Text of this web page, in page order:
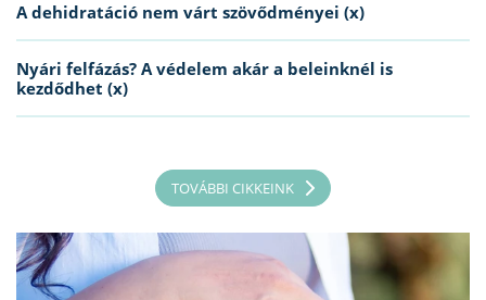
A dehidratáció nem várt szövődményei (x)
Nyári felfázás? A védelem akár a beleinknél is
kezdődhet (x)
TOVÁBBI CIKKEINK